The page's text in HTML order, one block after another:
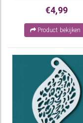
€4,99
Product bekijken